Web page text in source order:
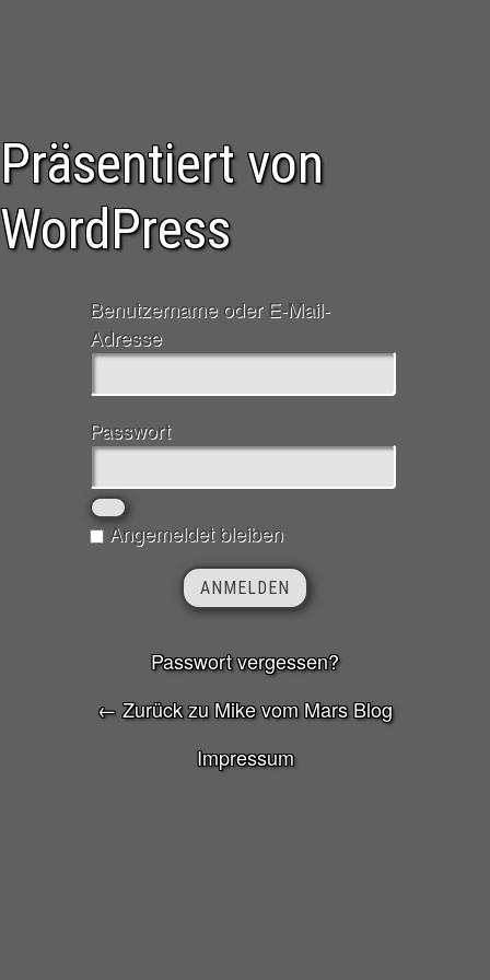
Präsentiert von
WordPress
Benutzername oder E-Mail-
Adresse
Passwort
Angemeldet bleiben
Passwort vergessen?
← Zurück zu Mike vom Mars Blog
Impressum